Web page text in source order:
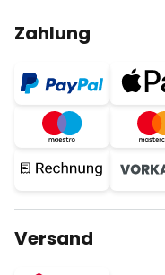
Zahlung
Versand